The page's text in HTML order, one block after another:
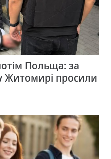
Польща: за
Житомирі просили